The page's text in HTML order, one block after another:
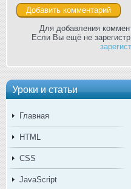
Уроки и статьи
Главная
HTML
CSS
JavaScript
Для добавления
Если Вы ещё не